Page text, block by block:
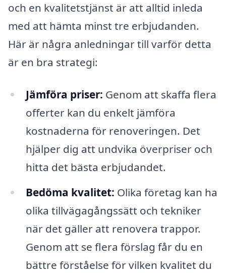
och en kvalitetstjänst är att alltid inleda
med att hämta minst tre erbjudanden.
Här är några anledningar till varför detta
är en bra strategi:
Jämföra priser: Genom att skaffa flera
offerter kan du enkelt jämföra
kostnaderna för renoveringen. Det
hjälper dig att undvika överpriser och
hitta det bästa erbjudandet.
Bedöma kvalitet: Olika företag kan ha
olika tillvägagångssätt och tekniker
när det gäller att renovera trappor.
Genom att se flera förslag får du en
bättre förståelse för vilken kvalitet du